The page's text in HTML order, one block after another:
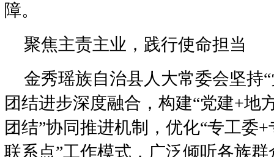
障。
聚焦主责主业，践行使命担当
金秀瑶族自治县人大常委会坚持
团结进步深度融合，构建“党建+地
团结”协同推进机制，优化“专工委
联系点”工作模式，广泛倾听各族群